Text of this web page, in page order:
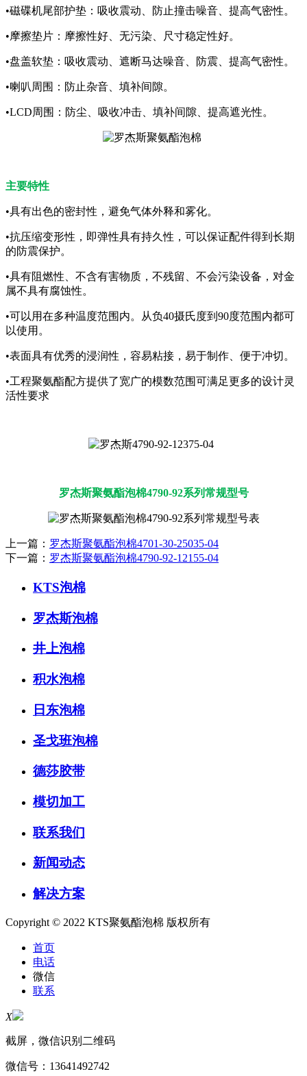
•磁碟机尾部护垫：吸收震动、防止撞击噪音、提高气密性。
•摩擦垫片：摩擦性好、无污染、尺寸稳定性好。
•盘盖软垫：吸收震动、遮断马达噪音、防震、提高气密性。
•喇叭周围：防止杂音、填补间隙。
•LCD周围：防尘、吸收冲击、填补间隙、提高遮光性。
主要特性
•具有出色的密封性，避免气体外释和雾化。
•抗压缩变形性，即弹性具有持久性，可以保证配件得到长期
的防震保护。
•具有阻燃性、不含有害物质，不残留、不会污染设备，对金
属不具有腐蚀性。
•可以用在多种温度范围内。从负40摄氏度到90度范围内都可
以使用。
•表面具有优秀的浸润性，容易粘接，易于制作、便于冲切。
•工程聚氨酯配方提供了宽广的模数范围可满足更多的设计灵
活性要求
罗杰斯聚氨酯泡棉4790-92系列常规型号
上一篇： 罗杰斯聚氨酯泡棉4701-30-25035-04
下一篇： 罗杰斯聚氨酯泡棉4790-92-12155-04
KTS泡棉
罗杰斯泡棉
井上泡棉
积水泡棉
日东泡棉
圣戈班泡棉
德莎胶带
模切加工
联系我们
新闻动态
解决方案
Copyright © 2022 KTS聚氨酯泡棉 版权所有
首页
电话
微信
联系
X
截屏，微信识别二维码
微信号： 13641492742